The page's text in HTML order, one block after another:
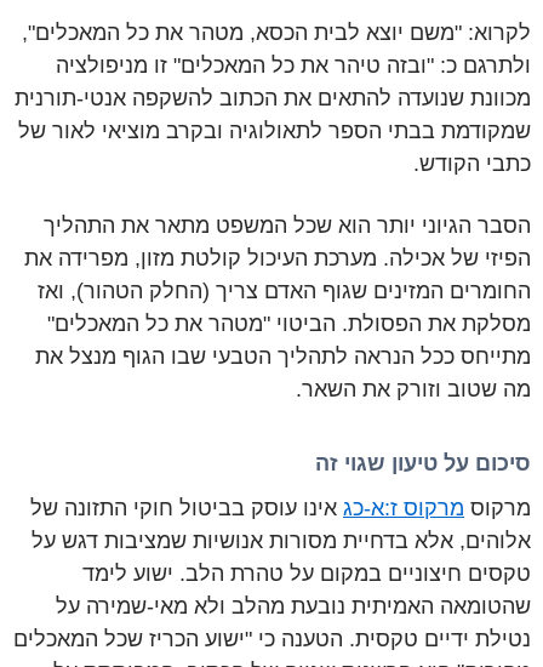
לקרוא: "משם יוצא לבית הכסא, מטהר את כל המאכלים",
ולתרגם כ: "ובזה טיהר את כל המאכלים" זו מניפולציה
מכוונת שנועדה להתאים את הכתוב להשקפה אנטי-תורנית
שמקודמת בבתי הספר לתאולוגיה ובקרב מוציאי לאור של
כתבי הקודש.
הסבר הגיוני יותר הוא שכל המשפט מתאר את התהליך
הפיזי של אכילה. מערכת העיכול קולטת מזון, מפרידה את
החומרים המזינים שגוף האדם צריך (החלק הטהור), ואז
מסלקת את הפסולת. הביטוי "מטהר את כל המאכלים"
מתייחס ככל הנראה לתהליך הטבעי שבו הגוף מנצל את
מה שטוב וזורק את השאר.
סיכום על טיעון שגוי זה
מרקוס מרקוס ז:א-כג אינו עוסק בביטול חוקי התזונה של
אלוהים, אלא בדחיית מסורות אנושיות שמציבות דגש על
טקסים חיצוניים במקום על טהרת הלב. ישוע לימד
שהטומאה האמיתית נובעת מהלב ולא מאי-שמירה על
נטילת ידיים טקסית. הטענה כי "ישוע הכריז שכל המאכלים